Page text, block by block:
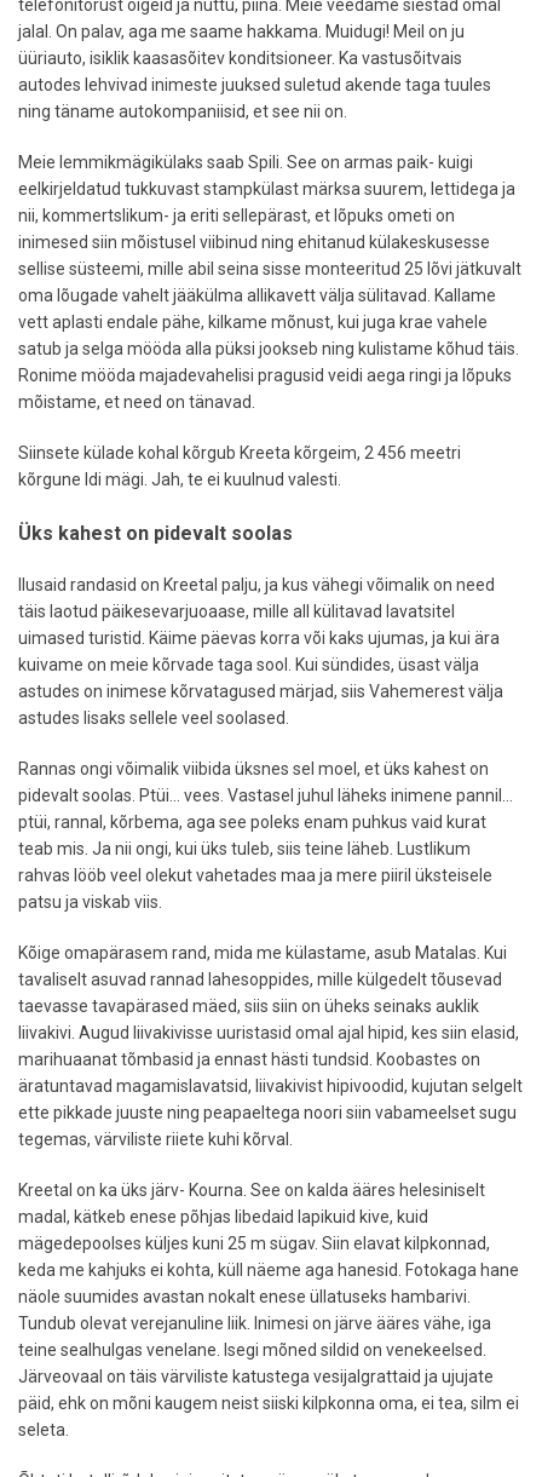
telefonitorust oigeid ja nuttu, piina. Meie veedame siestad omal
jalal. On palav, aga me saame hakkama. Muidugi! Meil on ju
üüriauto, isiklik kaasasõitev konditsioneer. Ka vastusõitvais
autodes lehvivad inimeste juuksed suletud akende taga tuules
ning täname autokompaniisid, et see nii on.
Meie lemmikmägikülaks saab Spili. See on armas paik- kuigi
eelkirjeldatud tukkuvast stampkülast märksa suurem, lettidega ja
nii, kommertslikum- ja eriti sellepärast, et lõpuks ometi on
inimesed siin mõistusel viibinud ning ehitanud külakeskusesse
sellise süsteemi, mille abil seina sisse monteeritud 25 lõvi jätkuvalt
oma lõugade vahelt jääkülma allikavett välja sülitavad. Kallame
vett aplasti endale pähe, kilkame mõnust, kui juga krae vahele
satub ja selga mööda alla püksi jookseb ning kulistame kõhud täis.
Ronime mööda majadevahelisi pragusid veidi aega ringi ja lõpuks
mõistame, et need on tänavad.
Siinsete külade kohal kõrgub Kreeta kõrgeim, 2 456 meetri
kõrgune Idi mägi. Jah, te ei kuulnud valesti.
Üks kahest on pidevalt soolas
Ilusaid randasid on Kreetal palju, ja kus vähegi võimalik on need
täis laotud päikesevarjuoaase, mille all külitavad lavatsitel
uimased turistid. Käime päevas korra või kaks ujumas, ja kui ära
kuivame on meie kõrvade taga sool. Kui sündides, üsast välja
astudes on inimese kõrvatagused märjad, siis Vahemerest välja
astudes lisaks sellele veel soolased.
Rannas ongi võimalik viibida üksnes sel moel, et üks kahest on
pidevalt soolas. Ptüi… vees. Vastasel juhul läheks inimene pannil…
ptüi, rannal, kõrbema, aga see poleks enam puhkus vaid kurat
teab mis. Ja nii ongi, kui üks tuleb, siis teine läheb. Lustlikum
rahvas lööb veel olekut vahetades maa ja mere piiril üksteisele
patsu ja viskab viis.
Kõige omapärasem rand, mida me külastame, asub Matalas. Kui
tavaliselt asuvad rannad lahesoppides, mille külgedelt tõusevad
taevasse tavapärased mäed, siis siin on üheks seinaks auklik
liivakivi. Augud liivakivisse uuristasid omal ajal hipid, kes siin elasid,
marihuaanat tõmbasid ja ennast hästi tundsid. Koobastes on
äratuntavad magamislavatsid, liivakivist hipivoodid, kujutan selgelt
ette pikkade juuste ning peapaeltega noori siin vabameelset sugu
tegemas, värviliste riiete kuhi kõrval.
Kreetal on ka üks järv- Kourna. See on kalda ääres helesiniselt
madal, kätkeb enese põhjas libedaid lapikuid kive, kuid
mägedepoolses küljes kuni 25 m sügav. Siin elavat kilpkonnad,
keda me kahjuks ei kohta, küll näeme aga hanesid. Fotokaga hane
näole suumides avastan nokalt enese üllatuseks hambarivi.
Tundub olevat verejanuline liik. Inimesi on järve ääres vähe, iga
teine sealhulgas venelane. Isegi mõned sildid on venekeelsed.
Järveovaal on täis värviliste katustega vesijalgrattaid ja ujujate
päid, ehk on mõni kaugem neist siiski kilpkonna oma, ei tea, silm ei
seleta.